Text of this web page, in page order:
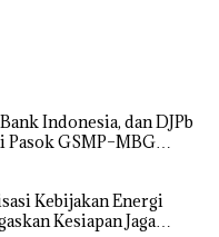
Indonesia, dan DJPb
GSMP–MBG
Kebijakan Energi
Kesiapan Jaga